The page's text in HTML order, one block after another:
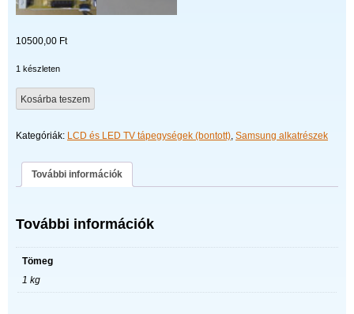
10500,00 Ft
1 készleten
BN44-
00704E
Kosárba teszem
Kategóriák: LCD és LED TV tápegységek (bontott), Samsung alkatrészek
További információk
További információk
Tömeg
1 kg